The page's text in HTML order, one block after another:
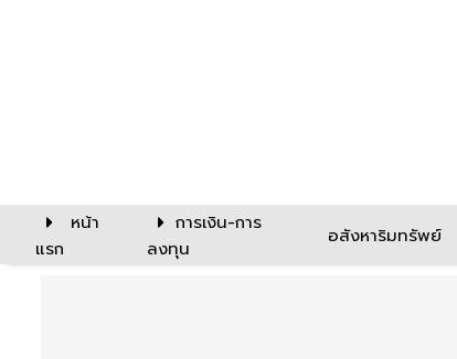
หน้า
แรก
การเงิน-การ
ลงทุน
อสังหาริมทรัพย์